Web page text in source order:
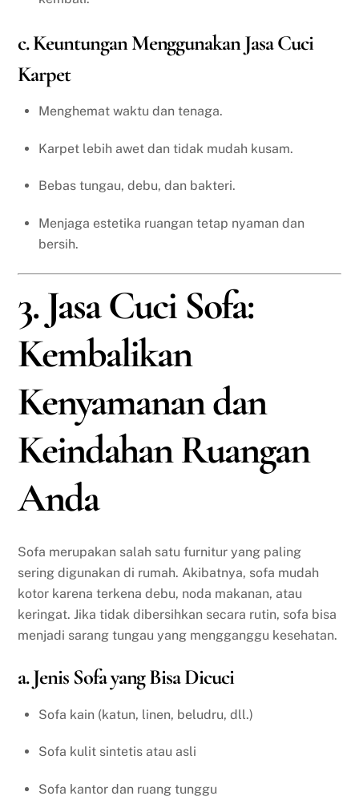
c. Keuntungan Menggunakan Jasa Cuci
Karpet
Menghemat waktu dan tenaga.
Karpet lebih awet dan tidak mudah kusam.
Bebas tungau, debu, dan bakteri.
Menjaga estetika ruangan tetap nyaman dan
bersih.
3. Jasa Cuci Sofa:
Kembalikan
Kenyamanan dan
Keindahan Ruangan
Anda
Sofa merupakan salah satu furnitur yang paling
sering digunakan di rumah. Akibatnya, sofa mudah
kotor karena terkena debu, noda makanan, atau
keringat. Jika tidak dibersihkan secara rutin, sofa bisa
menjadi sarang tungau yang mengganggu kesehatan.
a. Jenis Sofa yang Bisa Dicuci
Sofa kain (katun, linen, beludru, dll.)
Sofa kulit sintetis atau asli
Sofa kantor dan ruang tunggu